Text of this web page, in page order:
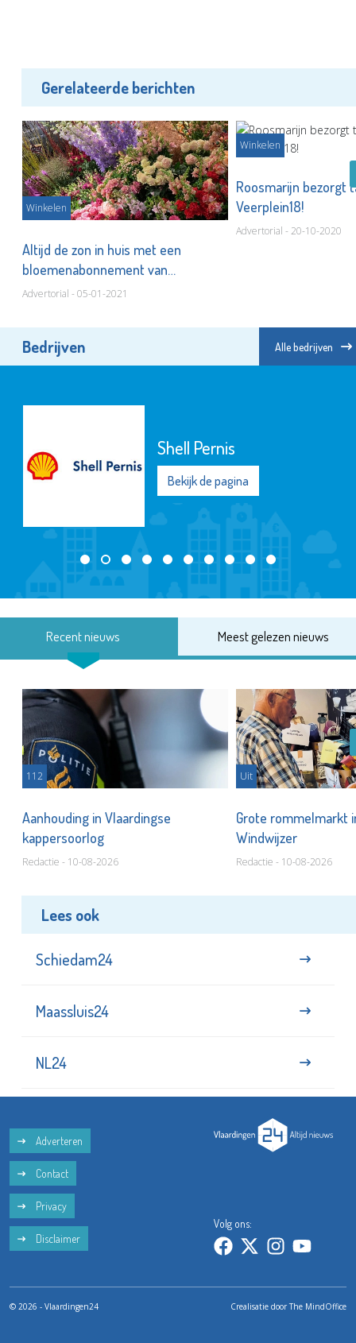
Gerelateerde berichten
Winkelen
Altijd de zon in huis met een
bloemenabonnement van
Roosmarijn
Advertorial - 05-01-2021
Winkelen
Roosmarijn bezorgt
Veerplein18!
Advertorial - 20-10-2020
Bedrijven Alle bedrijven
Shell Pernis
Bekijk de pagina
Recent nieuws Meest gelezen nieuws
112
Aanhouding in Vlaardingse
kappersoorlog
Redactie - 10-08-2026
Uit
Grote rommelmarkt
Windwijzer
Redactie - 10-08-2026
Lees ook
Schiedam24
Maassluis24
NL24
Adverteren
Contact
Privacy
Disclaimer
Volg ons:
© 2026 - Vlaardingen24 Crealisatie doorThe MindOffice